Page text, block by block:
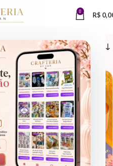
0 R$
“crafteriabyvan”
AGENDAS
- 91%